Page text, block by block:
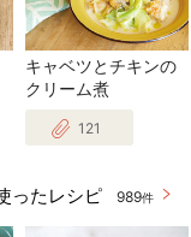
キャベツとチキンの
クリーム煮
121
ったレシピ 989件